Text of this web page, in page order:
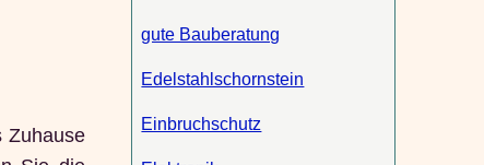
Zuhause
gute Bauberatung
Edelstahlschornstein
Einbruchschutz